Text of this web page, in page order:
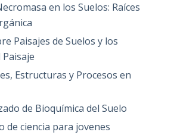
en los Suelos: Raíces
Paisajes de Suelos y los
Estructuras y Procesos en
de Bioquímica del Suelo
de ciencia para jovenes